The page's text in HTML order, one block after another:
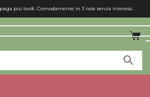
più tardi. Comodamente in 3 rate senza interessi.